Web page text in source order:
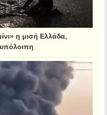
η μισή Ελλάδα,